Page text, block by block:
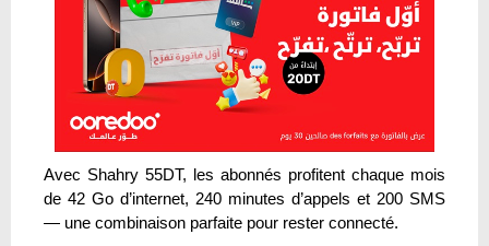
Avec Shahry 55DT, les abonnés profitent chaque mois
de 42 Go d’internet, 240 minutes d’appels et 200 SMS
— une combinaison parfaite pour rester connecté.